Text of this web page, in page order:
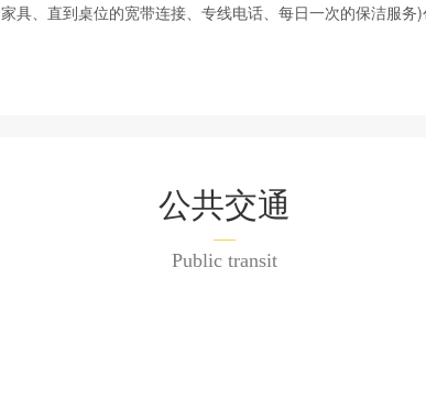
、直到桌位的宽带连接、专线电话、每日一次的保洁服务)
公共交通
Public transit